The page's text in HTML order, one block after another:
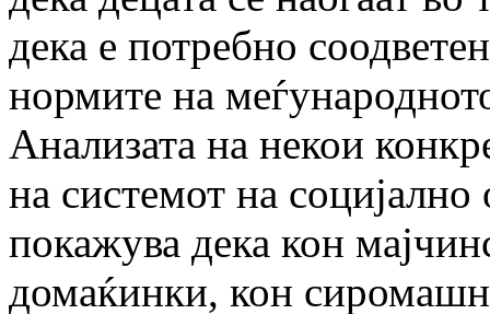
дека е потребно
нормите на
Анализата на некои
на системот на
покажува дека кон
домаќинки, кон